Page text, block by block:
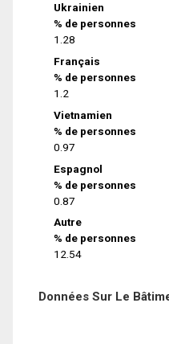
Ukrainien
% de personnes
1.28
Français
% de personnes
1.2
Vietnamien
% de personnes
0.97
Espagnol
% de personnes
0.87
Autre
% de personnes
12.54
Données Sur Le